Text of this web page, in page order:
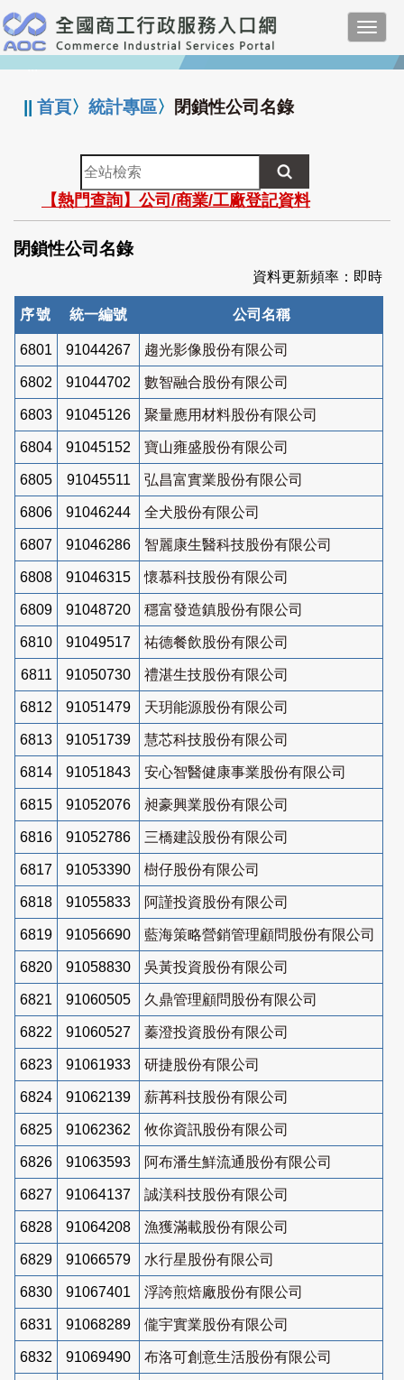
跳
到
主
要
:::
||首頁〉統計專區〉 閉鎖性公司名錄
全
站
檢
索
【熱門查詢】公司/商業/工廠登記資料
閉鎖性公司名錄
資料更新頻率：即時
序號 統一編號 公司名稱
6801 91044267 趨光影像股份有限公司
6802 91044702 數智融合股份有限公司
6803 91045126 聚量應用材料股份有限公司
6804 91045152 寶山雍盛股份有限公司
6805 91045511 弘昌富實業股份有限公司
6806 91046244 全犬股份有限公司
6807 91046286 智麗康生醫科技股份有限公司
6808 91046315 懷慕科技股份有限公司
6809 91048720 穩富發造鎮股份有限公司
6810 91049517 祐德餐飲股份有限公司
6811 91050730 禮湛生技股份有限公司
6812 91051479 天玥能源股份有限公司
6813 91051739 慧芯科技股份有限公司
6814 91051843 安心智醫健康事業股份有限公司
6815 91052076 昶豪興業股份有限公司
6816 91052786 三橋建設股份有限公司
6817 91053390 樹仔股份有限公司
6818 91055833 阿謹投資股份有限公司
6819 91056690 藍海策略營銷管理顧問股份有限公司
6820 91058830 吳黃投資股份有限公司
6821 91060505 久鼎管理顧問股份有限公司
6822 91060527 蓁澄投資股份有限公司
6823 91061933 研捷股份有限公司
6824 91062139 薪苒科技股份有限公司
6825 91062362 攸你資訊股份有限公司
6826 91063593 阿布潘生鮮流通股份有限公司
6827 91064137 誠渼科技股份有限公司
6828 91064208 漁獲滿載股份有限公司
6829 91066579 水行星股份有限公司
6830 91067401 浮誇煎焙廠股份有限公司
6831 91068289 儱宇實業股份有限公司
6832 91069490 布洛可創意生活股份有限公司